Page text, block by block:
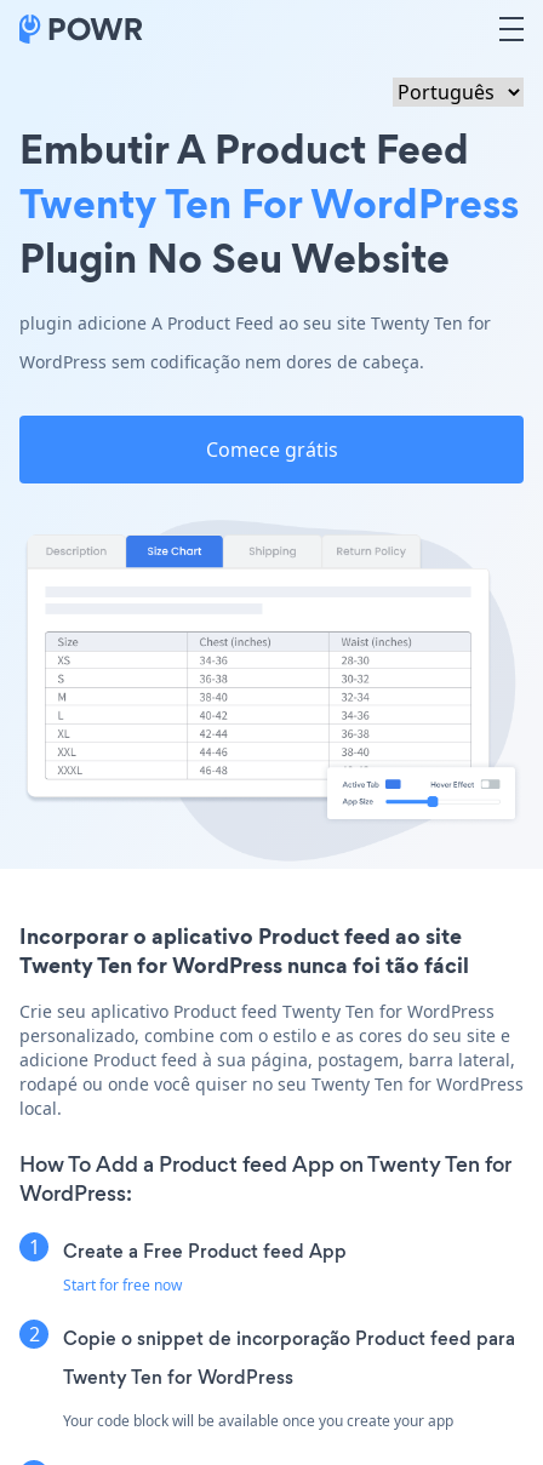
Embutir A Product Feed
Twenty Ten For WordPress
Plugin No Seu Website
plugin adicione A Product Feed ao seu site Twenty Ten for
WordPress sem codificação nem dores de cabeça.
Comece grátis
Incorporar o aplicativo Product feed ao site
Twenty Ten for WordPress nunca foi tão fácil
Crie seu aplicativo Product feed Twenty Ten for WordPress
personalizado, combine com o estilo e as cores do seu site e
adicione Product feed à sua página, postagem, barra lateral,
rodapé ou onde você quiser no seu Twenty Ten for WordPress
local.
How To Add a Product feed App on Twenty Ten for
WordPress:
Create a Free Product feed App
Start for free now
Copie o snippet de incorporação Product feed para
Twenty Ten for WordPress
Your code block will be available once you create your app